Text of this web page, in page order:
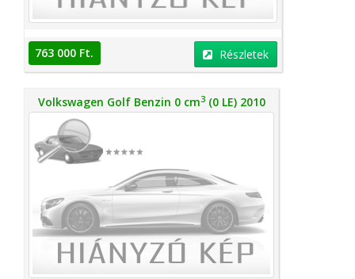
763 000 Ft. Részletek
Volkswagen Golf Benzin 0 cm3(0 LE) 2010